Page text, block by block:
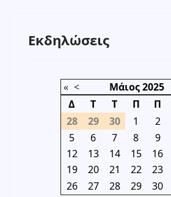
Εκδηλώσεις
« < Μάιος2025
Δ
Τ Τ Π Π
28
29 30 1 2
5
6 7 8 9
12
13 14 15 16
19
20 21 22 23
26
27 28 29 30